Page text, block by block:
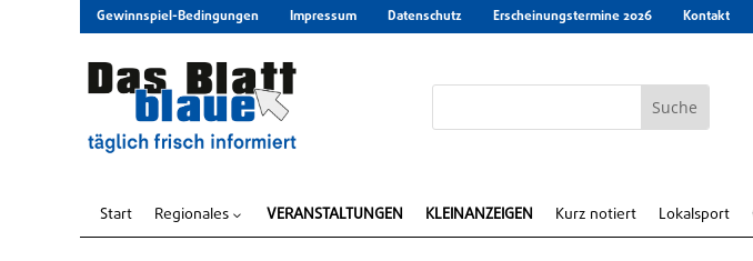
Gewinnspiel-Bedingungen Impressum Datenschutz Erscheinungstermine 2026 Kontakt
Start Regionales 3 VERANSTALTUNGEN KLEINANZEIGEN Kurz notiert Lokalsport